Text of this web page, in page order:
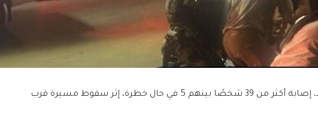
أعلن الإسعاف الإسرائيلي اليوم الأحد، إصابة أكثر من 39 شخصًا بينهم 5 في حال خطرة، إثر سقوط مسيرة قرب